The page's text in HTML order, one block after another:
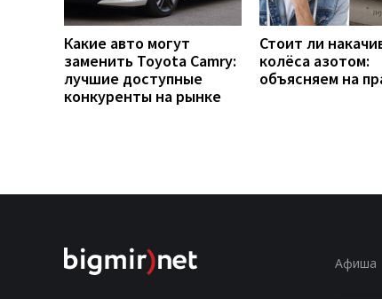
Какие авто могут
заменить Toyota Camry:
лучшие доступные
конкуренты на рынке
Стоит ли
колёса азотом:
объясняем на
Афиша